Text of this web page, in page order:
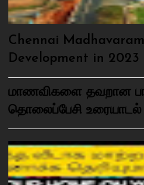
Chennai
Development in 2023
மாணவிகளை தவறான
தொலைப்பேசி உரையாடல்